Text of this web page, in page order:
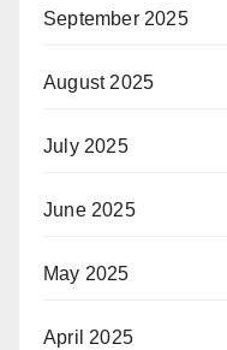
September 2025
August 2025
July 2025
June 2025
May 2025
April 2025